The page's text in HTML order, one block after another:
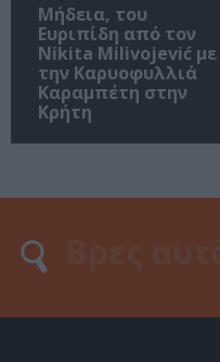
Μήδεια, του
Ευριπίδη από τον
Nikita Milivojević με
την Καρυοφυλλιά
Καραμπέτη στην
Κρήτη